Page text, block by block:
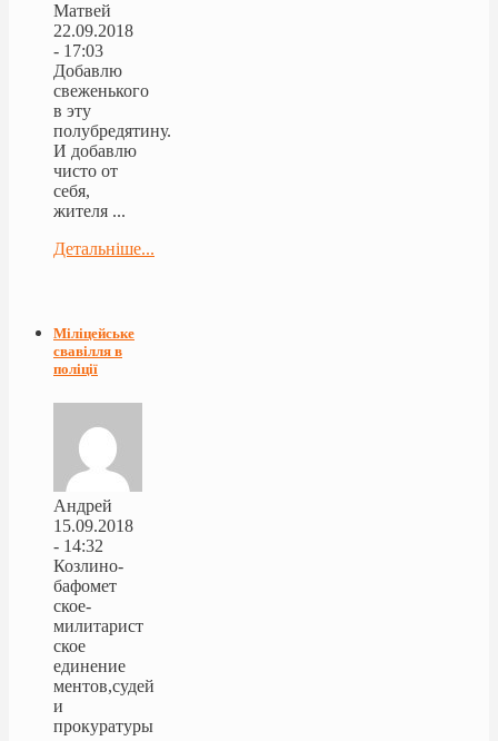
Матвей
22.09.2018
- 17:03
Добавлю
свеженького
в эту
полубредятину.
И добавлю
чисто от
себя,
жителя ...
Детальніше...
Міліцейське
свавілля в
поліції
Андрей
15.09.2018
- 14:32
Козлино-
бафомет
ское-
милитарист
ское
единение
ментов,судей
и
прокуратуры